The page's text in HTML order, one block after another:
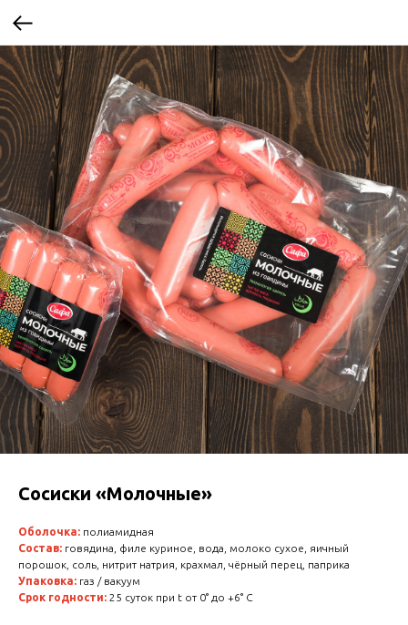
Сосиски «Молочные»
Оболочка: полиамидная
Состав: говядина, филе куриное, вода, молоко сухое, яичный
порошок, соль, нитрит натрия, крахмал, чёрный перец, паприка
Упаковка: газ / вакуум
Срок годности: 25 суток при t от 0° до +6° C